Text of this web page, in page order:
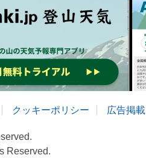
クッキーポリシー 広告掲載
Reserved.